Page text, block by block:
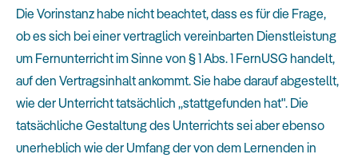
Die Vorinstanz habe nicht beachtet, dass es für die Frage,
ob es sich bei einer vertraglich vereinbarten Dienstleistung
um Fernunterricht im Sinne von § 1 Abs. 1 FernUSG handelt,
auf den Vertragsinhalt ankommt. Sie habe darauf abgestellt,
wie der Unterricht tatsächlich „stattgefunden hat". Die
tatsächliche Gestaltung des Unterrichts sei aber ebenso
unerheblich wie der Umfang der von dem Lernenden in